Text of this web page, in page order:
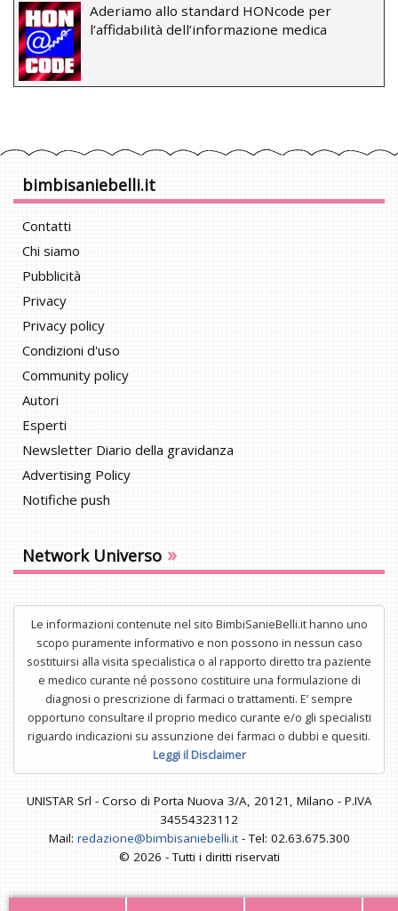
Aderiamo allo standard HONcode per
l’affidabilità dell’informazione medica
bimbisaniebelli.it
Contatti
Chi siamo
Pubblicità
Privacy
Privacy policy
Condizioni d'uso
Community policy
Autori
Esperti
Newsletter Diario della gravidanza
Advertising Policy
Notifiche push
Network Universo »
Le informazioni contenute nel sito BimbiSanieBelli.it hanno uno
scopo puramente informativo e non possono in nessun caso
sostituirsi alla visita specialistica o al rapporto diretto tra paziente
e medico curante né possono costituire una formulazione di
diagnosi o prescrizione di farmaci o trattamenti. E’ sempre
opportuno consultare il proprio medico curante e/o gli specialisti
riguardo indicazioni su assunzione dei farmaci o dubbi e quesiti.
Leggi il Disclaimer
UNISTAR Srl - Corso di Porta Nuova 3/A, 20121, Milano - P.IVA
34554323112
Mail: redazione@bimbisaniebelli.it- Tel: 02.63.675.300
© 2026 - Tutti i diritti riservati